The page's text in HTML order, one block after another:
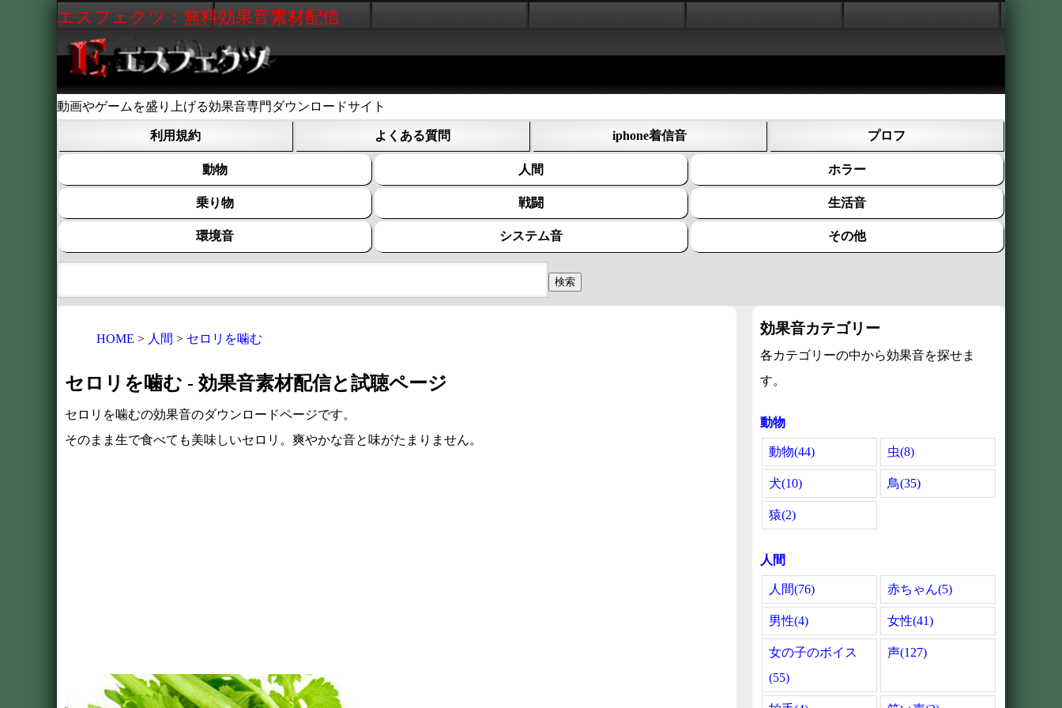
エスフェクツ：無料効果音素材配信
動画やゲームを盛り上げる効果音専門ダウンロードサイト
利用規約 よくある質問 iphone着信音 プロフ
動物 人間 ホラー
乗り物 戦闘 生活音
環境音 システム音 その他
HOME 人間 セロリを噛む
セロリを噛む - 効果音素材配信と試聴ページ
セロリを噛むの効果音のダウンロードページです。
そのまま生で食べても美味しいセロリ。爽やかな音と味がたまりません。
効果音カテゴリー
各カテゴリーの中から効果音を探せま
す。
動物
動物(44) 虫(8)
犬(10) 鳥(35)
猿(2)
人間
人間(76) 赤ちゃん(5)
男性(4) 女性(41)
女の子のボイス
(55)
声(127)